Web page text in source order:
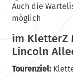
Auch die
möglich
im KletterZ
Lincoln
Tourenziel: